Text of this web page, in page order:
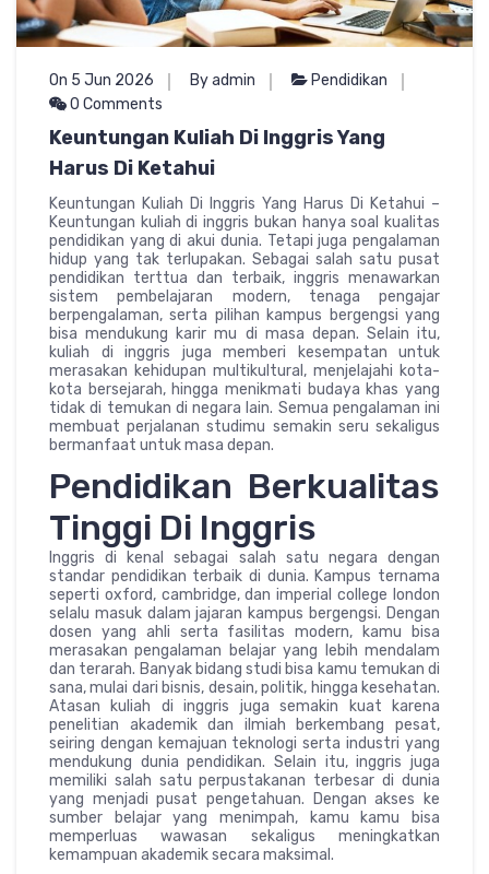
On 5 Jun 2026 By admin
Pendidikan
0 Comments
Keuntungan Kuliah Di Inggris Yang
Harus Di Ketahui
Keuntungan Kuliah Di Inggris Yang Harus Di Ketahui –
Keuntungan kuliah di inggris bukan hanya soal kualitas
pendidikan yang di akui dunia. Tetapi juga pengalaman
hidup yang tak terlupakan. Sebagai salah satu pusat
pendidikan terttua dan terbaik, inggris menawarkan
sistem pembelajaran modern, tenaga pengajar
berpengalaman, serta pilihan kampus bergengsi yang
bisa mendukung karir mu di masa depan. Selain itu,
kuliah di inggris juga memberi kesempatan untuk
merasakan kehidupan multikultural, menjelajahi kota-
kota bersejarah, hingga menikmati budaya khas yang
tidak di temukan di negara lain. Semua pengalaman ini
membuat perjalanan studimu semakin seru sekaligus
bermanfaat untuk masa depan.
Pendidikan Berkualitas
Tinggi Di Inggris
Inggris di kenal sebagai salah satu negara dengan
standar pendidikan terbaik di dunia. Kampus ternama
seperti oxford, cambridge, dan imperial college london
selalu masuk dalam jajaran kampus bergengsi. Dengan
dosen yang ahli serta fasilitas modern, kamu bisa
merasakan pengalaman belajar yang lebih mendalam
dan terarah. Banyak bidang studi bisa kamu temukan di
sana, mulai dari bisnis, desain, politik, hingga kesehatan.
Atasan kuliah di inggris juga semakin kuat karena
penelitian akademik dan ilmiah berkembang pesat,
seiring dengan kemajuan teknologi serta industri yang
mendukung dunia pendidikan. Selain itu, inggris juga
memiliki salah satu perpustakanan terbesar di dunia
yang menjadi pusat pengetahuan. Dengan akses ke
sumber belajar yang menimpah, kamu kamu bisa
memperluas wawasan sekaligus meningkatkan
kemampuan akademik secara maksimal.